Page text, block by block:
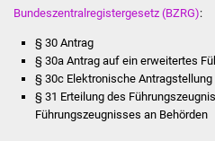
Bundeszentralregistergesetz (BZRG):
§ 30 Antrag
§ 30a Antrag auf ein erweitertes
§ 30c Elektronische Antragstellung
§ 31 Erteilung des
Führungszeugnisses an Behörden